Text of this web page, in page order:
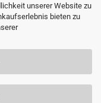
unserer Website zu
bieten zu